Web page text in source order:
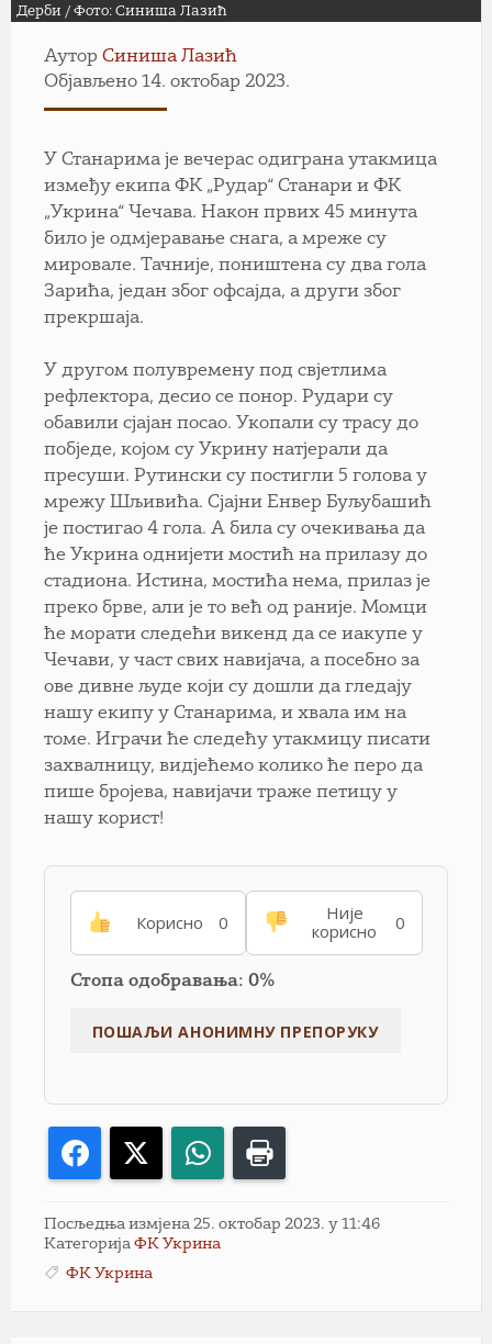
Дерби / Фото: Синиша Лазић
Аутор Синиша Лазић
Објављено 14. октобар 2023.
У Станарима је вечерас одиграна утакмица
између екипа ФК „Рудар“ Станари и ФК
„Укрина“ Чечава. Након првих 45 минута
било је одмјеравање снага, а мреже су
мировале. Тачније, поништена су два гола
Зарића, један због офсајда, а други због
прекршаја.
У другом полувремену под свјетлима
рефлектора, десио се понор. Рудари су
обавили сјајан посао. Укопали су трасу до
побједе, којом су Укрину натјерали да
пресуши. Рутински су постигли 5 голова у
мрежу Шљивића. Сјајни Енвер Буљубашић
је постигао 4 гола. А била су очекивања да
ће Укрина однијети мостић на прилазу до
стадиона. Истина, мостића нема, прилаз је
преко брве, али је то већ од раније. Момци
ће морати следећи викенд да се иакупе у
Чечави, у част свих навијача, а посебно за
ове дивне људе који су дошли да гледају
нашу екипу у Станарима, и хвала им на
томе. Играчи ће следећу утакмицу писати
захвалницу, видјећемо колико ће перо да
пише бројева, навијачи траже петицу у
нашу корист!
Корисно 0
Није
корисно
0
Стопа одобравања: 0%
Facebook WhatsApp
Посљедња измјена 25. октобар 2023. у 11:46
Категорија ФК Укрина
ФК Укрина